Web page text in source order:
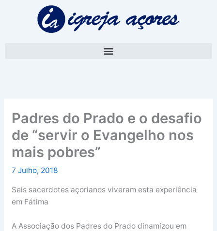
Padres do Prado e o desafio
de “servir o Evangelho nos
mais pobres”
7 Julho, 2018
Seis sacerdotes açorianos viveram esta experiência
em Fátima
A Associação dos Padres do Prado dinamizou em